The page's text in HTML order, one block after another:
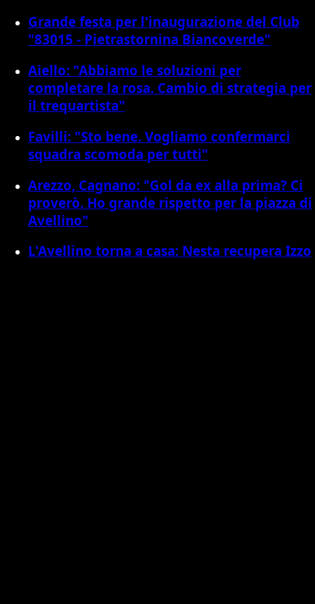
Grande festa per l'inaugurazione del Club
"83015 - Pietrastornina Biancoverde"
Aiello: "Abbiamo le soluzioni per
completare la rosa. Cambio di strategia per
il trequartista"
Favilli: "Sto bene. Vogliamo confermarci
squadra scomoda per tutti"
Arezzo, Cagnano: "Gol da ex alla prima? Ci
proverò. Ho grande rispetto per la piazza di
Avellino"
L'Avellino torna a casa: Nesta recupera Izzo